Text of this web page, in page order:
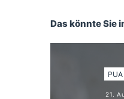
Das könnte Sie
21.